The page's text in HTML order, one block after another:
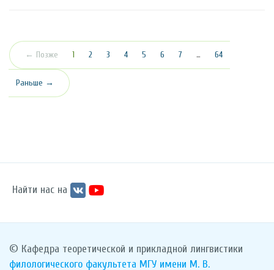
← Позже 1 (текущая)
2 3 4 5 6 7 … 64
Раньше →
Найти нас на
© Кафедра теоретической и прикладной лингвистики
филологического факультета МГУ имени М. В.